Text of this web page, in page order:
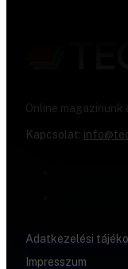
Online
Kapcsolat:
Adatkezelési
Impresszum